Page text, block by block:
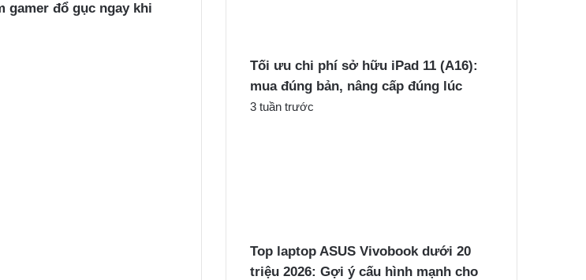
đổ gục ngay khi
Tối ưu chi phí sở hữu iPad 11 (A16):
mua đúng bản, nâng cấp đúng lúc
3 tuần trước
Top laptop ASUS Vivobook dưới 20
triệu 2026: Gợi ý cấu hình mạnh cho